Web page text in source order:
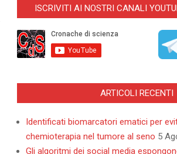
ISCRIVITI AI NOSTRI CANALI
ARTICOLI RECENTI
Identificati biomarcatori ematici per
chemioterapia nel tumore al seno 5
Gli algoritmi dei social media